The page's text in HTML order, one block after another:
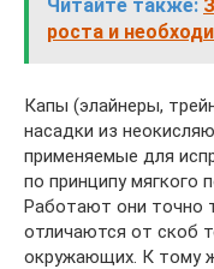
Читайте также:
роста и
Капы (элайнеры,
насадки из
применяемые для
по принципу мягкого
Работают они точно
отличаются от скоб
окружающих. К тому